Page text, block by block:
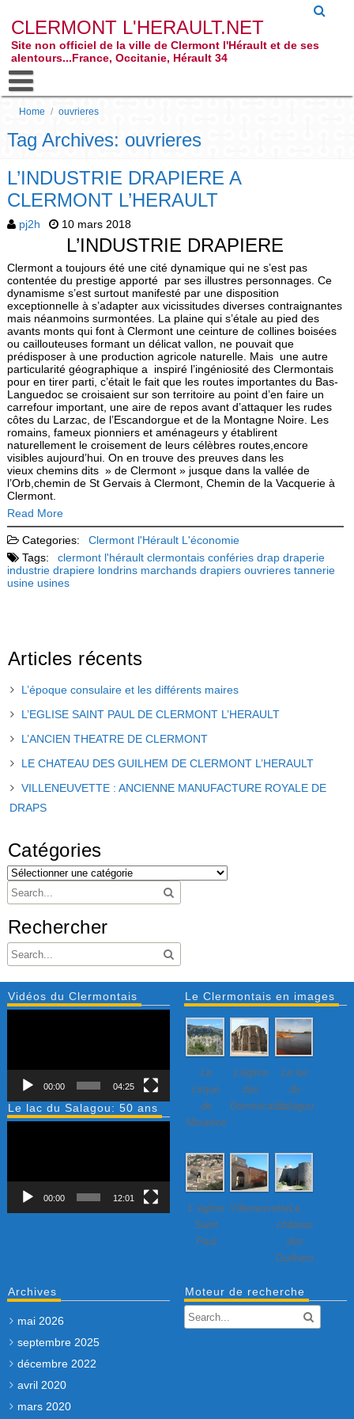
CLERMONT L'HERAULT.NET
Site non officiel de la ville de Clermont l'Hérault et de ses
alentours...France, Occitanie, Hérault 34
Home / ouvrieres
Tag Archives: ouvrieres
L’INDUSTRIE DRAPIERE A
CLERMONT L’HERAULT
pj2h 10 mars 2018
L’INDUSTRIE DRAPIERE
Clermont a toujours été une cité dynamique qui ne s’est pas
contentée du prestige apporté par ses illustres personnages. Ce
dynamisme s’est surtout manifesté par une disposition
exceptionnelle à s’adapter aux vicissitudes diverses contraignantes
mais néanmoins surmontées. La plaine qui s’étale au pied des
avants monts qui font à Clermont une ceinture de collines boisées
ou caillouteuses formant un délicat vallon, ne pouvait que
prédisposer à une production agricole naturelle. Mais une autre
particularité géographique a inspiré l’ingéniosité des Clermontais
pour en tirer parti, c’était le fait que les routes importantes du Bas-
Languedoc se croisaient sur son territoire au point d’en faire un
carrefour important, une aire de repos avant d’attaquer les rudes
côtes du Larzac, de l’Escandorgue et de la Montagne Noire. Les
romains, fameux pionniers et aménageurs y établirent
naturellement le croisement de leurs célèbres routes,encore
visibles aujourd’hui. On en trouve des preuves dans les
vieux chemins dits » de Clermont » jusque dans la vallée de
l’Orb,chemin de St Gervais à Clermont, Chemin de la Vacquerie à
Clermont.
Read More
Categories: Clermont l'Hérault L'économie
Tags:
clermont l'hérault clermontais conféries drap draperie
industrie drapiere londrins marchands drapiers ouvrieres tannerie
usine usines
Articles récents
L’époque consulaire et les différents maires
L’EGLISE SAINT PAUL DE CLERMONT L’HERAULT
L’ANCIEN THEATRE DE CLERMONT
LE CHATEAU DES GUILHEM DE CLERMONT L’HERAULT
VILLENEUVETTE : ANCIENNE MANUFACTURE ROYALE DE
DRAPS
Catégories
Rechercher
Vidéos du Clermontais
00:00 04:25
Le lac du Salagou: 50 ans
00:00 12:01
Le Clermontais en images
Le
cirque
de
Mourèze
L’église
des
Dominicains
Le lac
du
Salagou
L’ église
Saint
Paul
Villeneuvette…
Le
château
des
Guilhem
Archives
mai 2026
septembre 2025
décembre 2022
avril 2020
mars 2020
Moteur de recherche